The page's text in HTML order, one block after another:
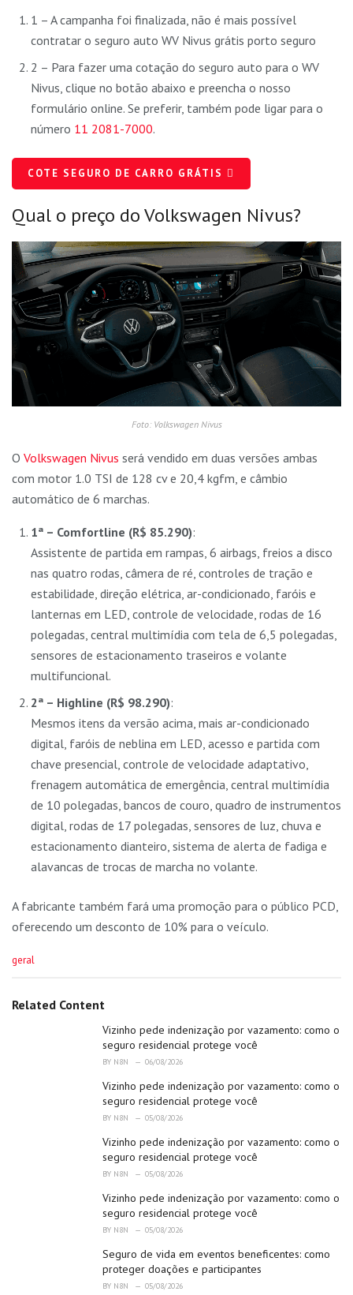
1 – A campanha foi finalizada, não é mais possível
contratar o seguro auto WV Nivus grátis porto seguro
2 – Para fazer uma cotação do seguro auto para o WV
Nivus, clique no botão abaixo e preencha o nosso
formulário online. Se preferir, também pode ligar para o
número 11 2081-7000.
COTE SEGURO DE CARRO GRÁTIS
Qual o preço do Volkswagen Nivus?
Foto: Volkswagen Nivus
O Volkswagen Nivus será vendido em duas versões ambas
com motor 1.0 TSI de 128 cv e 20,4 kgfm, e câmbio
automático de 6 marchas.
1ª – Comfortline (R$ 85.290):
Assistente de partida em rampas, 6 airbags, freios a disco
nas quatro rodas, câmera de ré, controles de tração e
estabilidade, direção elétrica, ar-condicionado, faróis e
lanternas em LED, controle de velocidade, rodas de 16
polegadas, central multimídia com tela de 6,5 polegadas,
sensores de estacionamento traseiros e volante
multifuncional.
2ª – Highline (R$ 98.290):
Mesmos itens da versão acima, mais ar-condicionado
digital, faróis de neblina em LED, acesso e partida com
chave presencial, controle de velocidade adaptativo,
frenagem automática de emergência, central multimídia
de 10 polegadas, bancos de couro, quadro de instrumentos
digital, rodas de 17 polegadas, sensores de luz, chuva e
estacionamento dianteiro, sistema de alerta de fadiga e
alavancas de trocas de marcha no volante.
A fabricante também fará uma promoção para o público PCD,
oferecendo um desconto de 10% para o veículo.
C
e
geral
Related Content
Vizinho pede indenização por vazamento: como o
seguro residencial protege você
BY N8N 06/08/2026
Vizinho pede indenização por vazamento: como o
seguro residencial protege você
BY N8N 05/08/2026
Vizinho pede indenização por vazamento: como o
seguro residencial protege você
BY N8N 05/08/2026
Vizinho pede indenização por vazamento: como o
seguro residencial protege você
BY N8N 05/08/2026
Seguro de vida em eventos beneficentes: como
proteger doações e participantes
BY N8N 05/08/2026